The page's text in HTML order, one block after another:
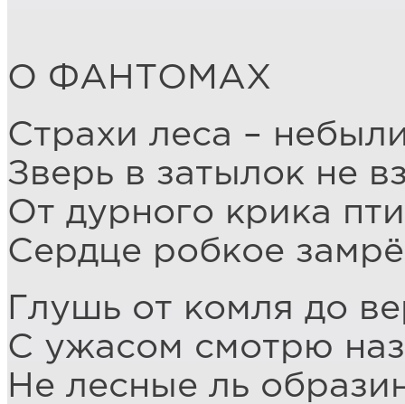
О ФАНТОМАХ
Страхи леса –
Зверь в затылок не
От дурного крика
Сердце робкое
Глушь от комля до
С ужасом смотрю
Не лесные ль